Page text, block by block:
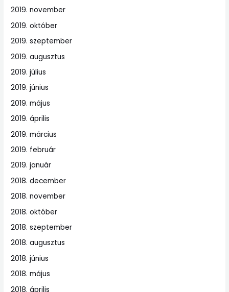
2019. november
2019. október
2019. szeptember
2019. augusztus
2019. július
2019. június
2019. május
2019. április
2019. március
2019. február
2019. január
2018. december
2018. november
2018. október
2018. szeptember
2018. augusztus
2018. június
2018. május
2018. április